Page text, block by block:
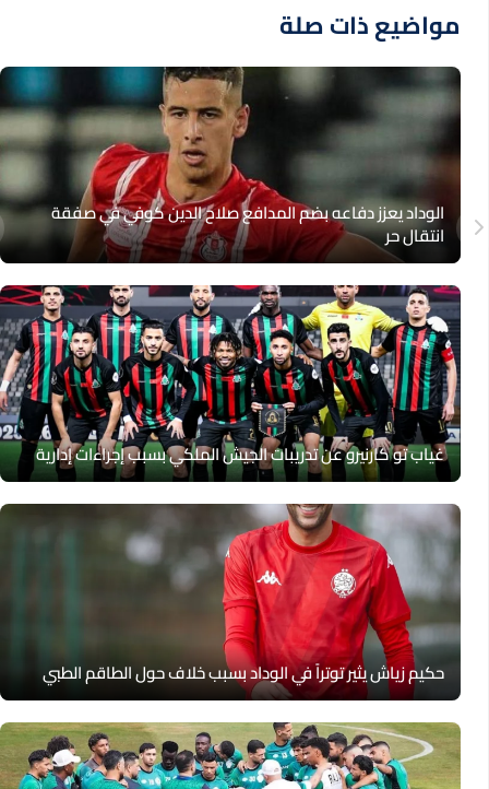
مواضيع ذات صلة
الوداد يعزز دفاعه بضم المدافع صلاح الدين كوفي في صفقة
انتقال حر
غياب تو كارنيرو عن تدريبات الجيش الملكي بسبب إجراءات إدارية
حكيم زياش يثير توتراً في الوداد بسبب خلاف حول الطاقم الطبي